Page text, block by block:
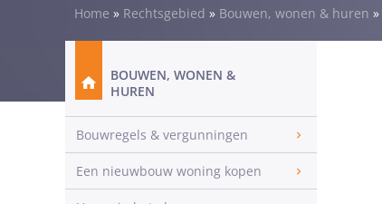
Home » Rechtsgebied » Bouwen, wonen & huren »
BOUWEN, WONEN &
HUREN
Bouwregels & vergunningen
Een nieuwbouw woning kopen